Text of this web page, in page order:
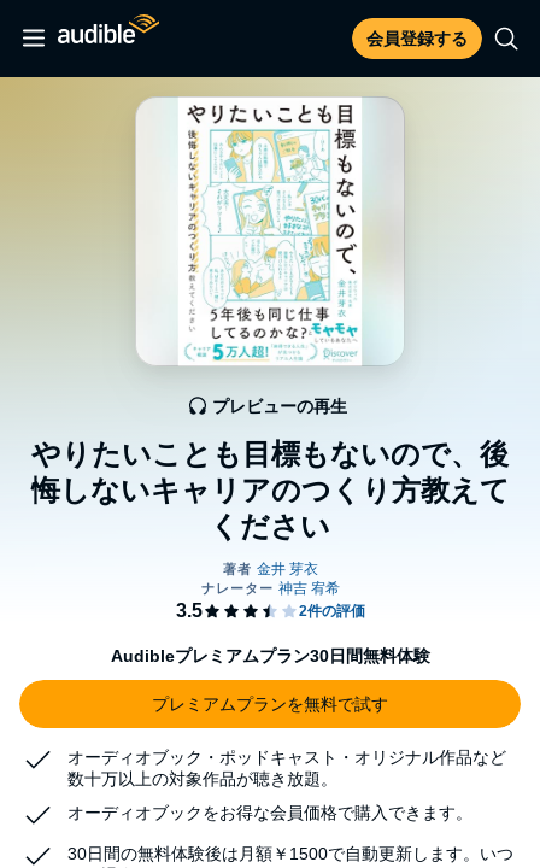
会員登録する
やりたいことも目標もないので、後
悔しないキャリアのつくり方教えて
ください
プレビューの再生
Audibleプレミアムプラン30日間無料体験
プレミアムプランを無料で試す
オーディオブック・ポッドキャスト・オリジナル作品など
数十万以上の対象作品が聴き放題。
オーディオブックをお得な会員価格で購入できます。
30日間の無料体験後は月額￥1500で自動更新します。いつ